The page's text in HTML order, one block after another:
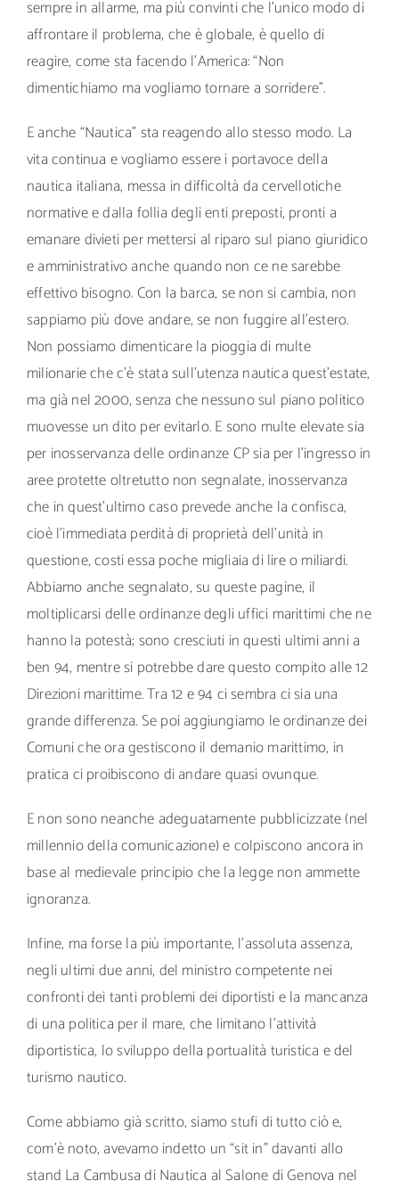
sempre in allarme, ma più convinti che l’unico modo di
affrontare il problema, che è globale, è quello di
reagire, come sta facendo l’America: “Non
dimentichiamo ma vogliamo tornare a sorridere”.
E anche “Nautica” sta reagendo allo stesso modo. La
vita continua e vogliamo essere i portavoce della
nautica italiana, messa in difficoltà da cervellotiche
normative e dalla follia degli enti preposti, pronti a
emanare divieti per mettersi al riparo sul piano giuridico
e amministrativo anche quando non ce ne sarebbe
effettivo bisogno. Con la barca, se non si cambia, non
sappiamo più dove andare, se non fuggire all’estero.
Non possiamo dimenticare la pioggia di multe
milionarie che c’è stata sull’utenza nautica quest’estate,
ma già nel 2000, senza che nessuno sul piano politico
muovesse un dito per evitarlo. E sono multe elevate sia
per inosservanza delle ordinanze CP sia per l’ingresso in
aree protette oltretutto non segnalate, inosservanza
che in quest’ultimo caso prevede anche la confisca,
cioè l’immediata perdità di proprietà dell’unità in
questione, costi essa poche migliaia di lire o miliardi.
Abbiamo anche segnalato, su queste pagine, il
moltiplicarsi delle ordinanze degli uffici marittimi che ne
hanno la potestà; sono cresciuti in questi ultimi anni a
ben 94, mentre si potrebbe dare questo compito alle 12
Direzioni marittime. Tra 12 e 94 ci sembra ci sia una
grande differenza. Se poi aggiungiamo le ordinanze dei
Comuni che ora gestiscono il demanio marittimo, in
pratica ci proibiscono di andare quasi ovunque.
E non sono neanche adeguatamente pubblicizzate (nel
millennio della comunicazione) e colpiscono ancora in
base al medievale principio che la legge non ammette
ignoranza.
Infine, ma forse la più importante, l’assoluta assenza,
negli ultimi due anni, del ministro competente nei
confronti dei tanti problemi dei diportisti e la mancanza
di una politica per il mare, che limitano l’attività
diportistica, lo sviluppo della portualità turistica e del
turismo nautico.
Come abbiamo già scritto, siamo stufi di tutto ciò e,
com’è noto, avevamo indetto un “sit in” davanti allo
stand La Cambusa di Nautica al Salone di Genova nel